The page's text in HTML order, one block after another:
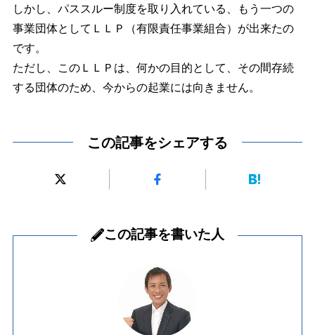
しかし、パススルー制度を取り入れている、もう一つの
事業団体としてＬＬＰ（有限責任事業組合）が出来たの
です。
ただし、このＬＬＰは、何かの目的として、その間存続
する団体のため、今からの起業には向きません。
この記事をシェアする
この記事を書いた人